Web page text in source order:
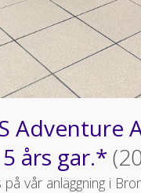
Adventure
års gar.*
vår anläggning i